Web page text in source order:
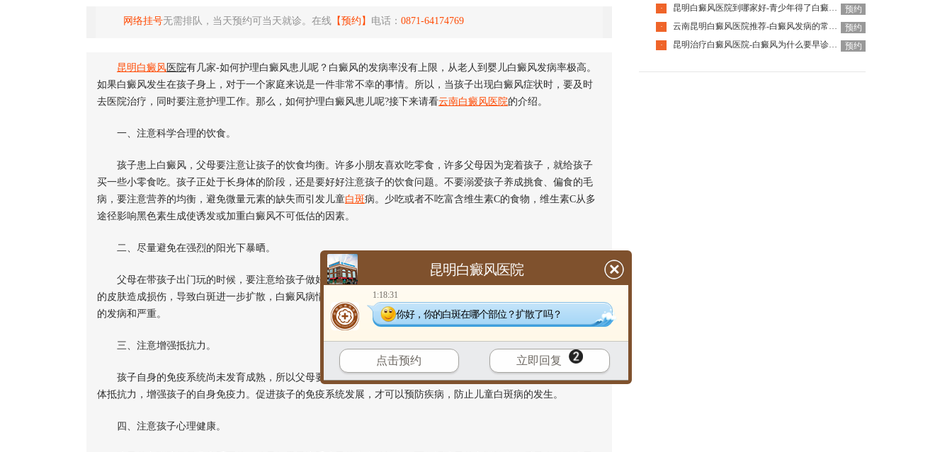
网络挂号无需排队，当天预约可当天就诊。在线 【预约】 电话： 0871-64174769
昆明 白癜风 医院有几家-如何护理白癜风患儿呢？白癜风的发病率没有上限，从老人到婴儿白癜风发病率极高。
如果白癜风发生在孩子身上，对于一个家庭来说是一件非常不幸的事情。所以，当孩子出现白癜风症状时，要及时
去医院治疗，同时要注意护理工作。那么，如何护理白癜风患儿呢?接下来请看云南白癜风医院的介绍。
一、注意科学合理的饮食。
孩子患上白癜风，父母要注意让孩子的饮食均衡。许多小朋友喜欢吃零食，许多父母因为宠着孩子，就给孩子
买一些小零食吃。孩子正处于长身体的阶段，还是要好好注意孩子的饮食问题。不要溺爱孩子养成挑食、偏食的毛
病，要注意营养的均衡，避免微量元素的缺失而引发儿童白斑病。少吃或者不吃富含维生素C的食物，维生素C从多
途径影响黑色素生成使诱发或加重白癜风不可低估的因素。
二、尽量避免在强烈的阳光下暴晒。
父母在带孩子出门玩的时候，要注意给孩子做好防护措施。孩子的皮肤比较嫩，如果太阳过多的直射会给孩子
的皮肤造成损伤，导致白斑进一步扩散，白癜风病情加重。所以一定要做好防晒措施。避免阳光直射。预防白癜风
的发病和严重。
三、注意增强抵抗力。
孩子自身的免疫系统尚未发育成熟，所以父母要带孩子积极锻炼身体，监督孩子养成规律的生活习惯，提高身
体抵抗力，增强孩子的自身免疫力。促进孩子的免疫系统发展，才可以预防疾病，防止儿童白斑病的发生。
四、注意孩子心理健康。
·
昆明白癜风医院到哪家好-青少年得了白癜风该怎么科学治疗呢
预约
·
云南昆明白癜风医院推荐-白癜风发病的常见诱因是什么
预约
·
昆明治疗白癜风医院-白癜风为什么要早诊早治 预约
昆明白癜风医院
1:18:31
你好，你的白斑在哪个部位？扩散了吗？
点击预约 立即回复